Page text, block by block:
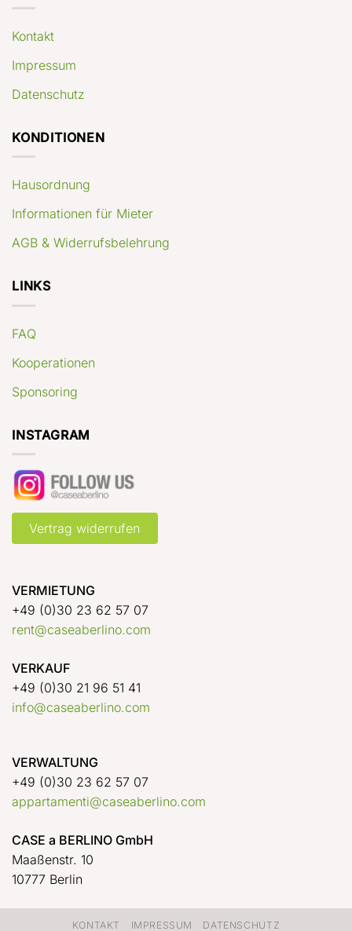
Kontakt
Impressum
Datenschutz
KONDITIONEN
Hausordnung
Informationen für Mieter
AGB & Widerrufsbelehrung
LINKS
FAQ
Kooperationen
Sponsoring
INSTAGRAM
Vertrag widerrufen
VERMIETUNG
+49 (0)30 23 62 57 07
rent@caseaberlino.com
VERKAUF
+49 (0)30 21 96 51 41
info@caseaberlino.com
VERWALTUNG
+49 (0)30 23 62 57 07
appartamenti@caseaberlino.com
CASE a BERLINO GmbH
Maaßenstr. 10
10777 Berlin
KONTAKT IMPRESSUM DATENSCHUTZ